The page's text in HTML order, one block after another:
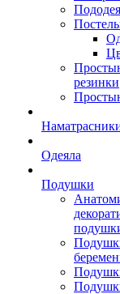
резинки
Одеяла
Подушки